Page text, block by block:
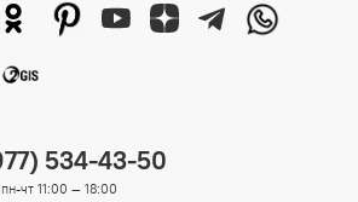
534-43-50
чт 11:00 — 18:00